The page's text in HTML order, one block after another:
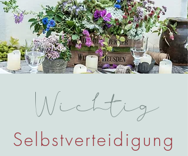
Wichtig
Selbstverteidigung